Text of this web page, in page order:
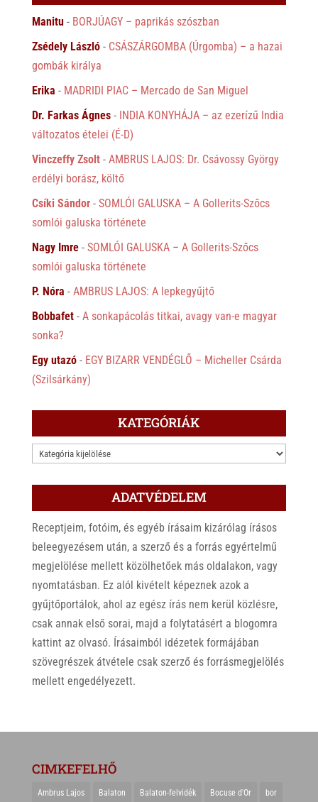
Manitu- BORJÚAGY – paprikás szószban
Zsédely László- CSÁSZÁRGOMBA (Úrgomba) – a hazai
gombák királya
Erika - MADRIDI PIAC – Mercado de San Miguel
Dr. Farkas Ágnes- INDIA KONYHÁJA – az ezerízű India
változatos ételei (É-D)
Vinczeffy Zsolt- AMBRUS LAJOS: Dr. Csávossy György
erdélyi borász, költő
Csíki Sándor- SOMLÓI GALUSKA – A Gollerits-Szőcs
somlói galuska története
Nagy Imre- SOMLÓI GALUSKA – A Gollerits-Szőcs
somlói galuska története
P. Nóra - AMBRUS LAJOS: A lepkegyűjtő
Bobbafet- A sonkapácolás titkai, avagy van-e magyar
sonka?
Egy utazó- EGY BIZARR VENDÉGLŐ – Micheller Csárda
(Szilsárkány)
KATEGÓRIÁK
KATEGÓRIÁK
ADATVÉDELEM
Receptjeim, fotóim, és egyéb írásaim kizárólag írásos
beleegyezésem után, a szerző és a forrás egyértelmű
megjelölése mellett közölhetőek más oldalakon, vagy
nyomtatásban. Ez alól kivételt képeznek azok a
gyűjtőportálok, ahol az egész írás nem kerül közlésre,
csak annak első sorai, majd a folytatásért a blogomra
kattint az olvasó. Írásaimból idézetek formájában
szövegrészek átvétele csak szerző és forrásmegjelölés
mellett engedélyezett.
CIMKEFELHŐ
Ambrus Lajos Balaton Balaton-felvidék Bocuse d'Or bor